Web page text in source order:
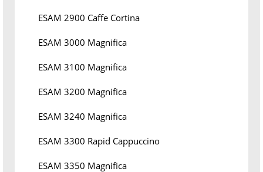
ESAM 2900 Caffe Cortina
ESAM 3000 Magnifica
ESAM 3100 Magnifica
ESAM 3200 Magnifica
ESAM 3240 Magnifica
ESAM 3300 Rapid Cappuccino
ESAM 3350 Magnifica